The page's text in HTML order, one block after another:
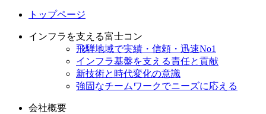
トップページ
インフラを支える富士コン
飛騨地域で実績・信頼・迅速No1
インフラ基盤を支える責任と貢献
新技術と時代変化の意識
強固なチームワークでニーズに応える
会社概要